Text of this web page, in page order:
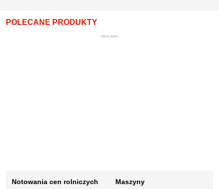
POLECANE PRODUKTY
REKLAMA
Notowania cen rolniczych
Maszyny